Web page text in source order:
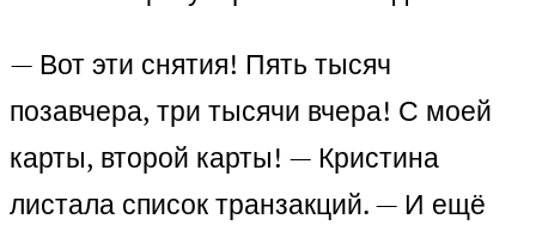
— Вот эти снятия! Пять тысяч
позавчера, три тысячи вчера! С моей
карты, второй карты! — Кристина
листала список транзакций. — И ещё